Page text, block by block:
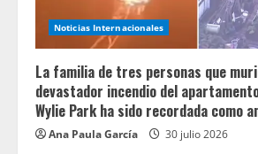
Noticias Internacionales
La familia de tres personas que
devastador incendio del
Wylie Park ha sido recordada como
Ana Paula García 30 julio 2026